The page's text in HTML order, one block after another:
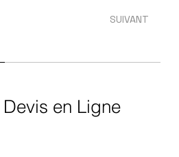
SUIVANT
en Ligne